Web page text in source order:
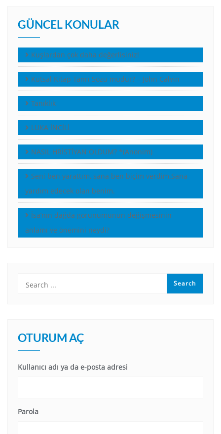
GÜNCEL KONULAR
Kuşlardan çok daha değerlisiniz!
Kutsal Kitap Tanrı Sözü müdür? – John Calvin
Tanıklık
LUKA İNCİLİ
NASIL HRİSTİYAN OLDUM? *(Anonim)
Seni ben yarattım, sana ben biçim verdim.Sana
yardım edecek olan benim.
İsa’nın dağda görünümünün değişmesinin
anlamı ve önemini neydi?
OTURUM AÇ
Kullanıcı adı ya da e-posta adresi
Parola